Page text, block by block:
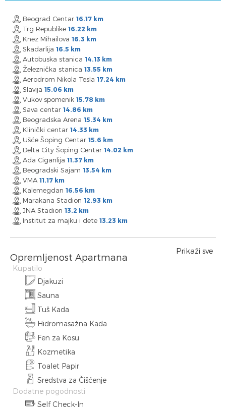
Beograd Centar 16.17 km
Trg Republike 16.22 km
Knez Mihailova 16.3 km
Skadarlija 16.5 km
Autobuska stanica 14.13 km
Železnička stanica 13.55 km
Aerodrom Nikola Tesla 17.24 km
Slavija 15.06 km
Vukov spomenik 15.78 km
Sava centar 14.86 km
Beogradska Arena 15.34 km
Klinički centar 14.33 km
Ušće Šoping Centar 15.6 km
Delta City Šoping Centar 14.02 km
Ada Ciganlija 11.37 km
Beogradski Sajam 13.54 km
VMA 11.17 km
Kalemegdan 16.56 km
Marakana Stadion 12.93 km
JNA Stadion 13.2 km
Institut za majku i dete 13.23 km
Opremljenost Apartmana
Prikaži sve
Kupatilo
Djakuzi
Sauna
Tuš Kada
Hidromasažna Kada
Fen za Kosu
Kozmetika
Toalet Papir
Sredstva za Čišćenje
Dodatne pogodnosti
Self Check-In